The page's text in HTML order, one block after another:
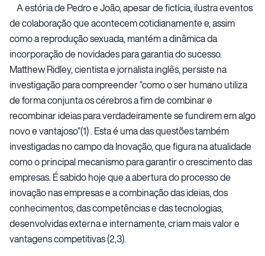
A estória de Pedro e João, apesar de fictícia, ilustra eventos
de colaboração que acontecem cotidianamente e, assim
como a reprodução sexuada, mantém a dinâmica da
incorporação de novidades para garantia do sucesso.
Matthew Ridley, cientista e jornalista inglês, persiste na
investigação para compreender “como o ser humano utiliza
de forma conjunta os cérebros a fim de combinar e
recombinar ideias para verdadeiramente se fundirem em algo
novo e vantajoso”(1) . Esta é uma das questões também
investigadas no campo da Inovação, que figura na atualidade
como o principal mecanismo para garantir o crescimento das
empresas. É sabido hoje que a abertura do processo de
inovação nas empresas e a combinação das ideias, dos
conhecimentos, das competências e das tecnologias,
desenvolvidas externa e internamente, criam mais valor e
vantagens competitivas (2,3).